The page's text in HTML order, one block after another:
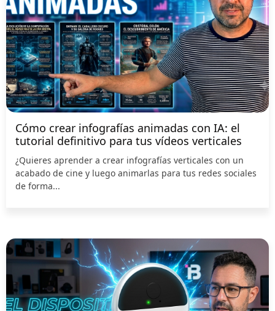
Cómo crear infografías animadas con IA: el
tutorial definitivo para tus vídeos verticales
¿Quieres aprender a crear infografías verticales con un
acabado de cine y luego animarlas para tus redes sociales
de forma...